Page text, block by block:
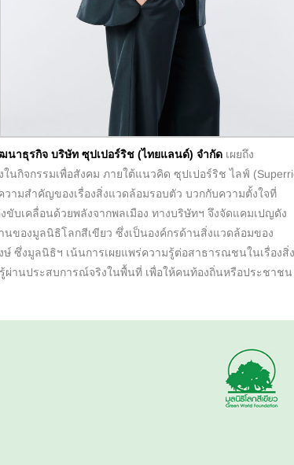
นาธุรกิจ บริษัท ซุปเปอร์ริช(ไทยแลนด์) จำกัด เผยถึง
นกิจกรรมเพื่อสังคม ภายใต้แนวคิด ซุปเปอร์ริช ไลฟ์
ามสำคัญของเรื่องสิ่งแวดล้อมรอบตัว บวกกับความตั้งใจที่
บเคลื่อนด้วยพลังจากพลเมือง ทางบริษัทฯ จึงจัดแคมเปญดัง
ของมูลนิธิโลกสีเขียว ซึ่งเป็นองค์กรด้านสิ่งแวดล้อมของ
ซึ่งมูลนิธิฯ เน้นการเผยแพร่ความรู้ต่อสาธารณชนในเรื่องสิ่
ผ่านประสบการณ์จริงในพื้นที่ เพื่อให้คนท้องถิ่นหรือประชาชน